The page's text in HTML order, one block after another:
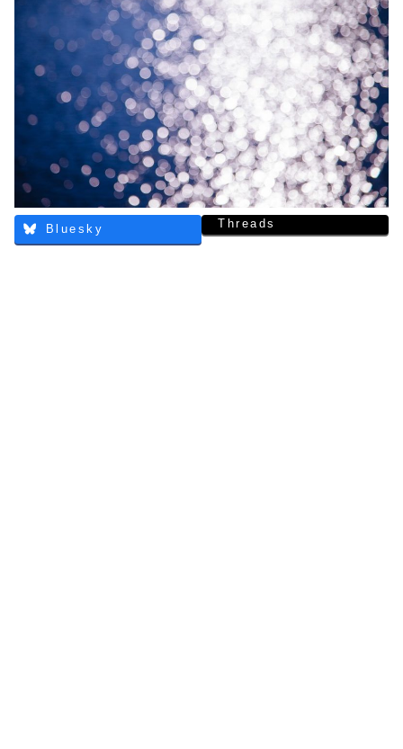
Bluesky Threads